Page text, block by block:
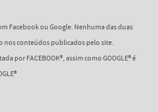
Facebook ou Google. Nenhuma das duas
nos conteúdos publicados pelo site.
por FACEBOOK®, assim como GOOGLE® é